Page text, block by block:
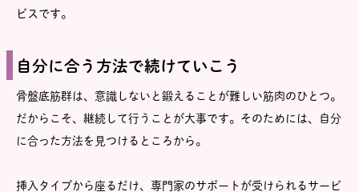
ビスです。
自分に合う方法で続けていこう
骨盤底筋群は、意識しないと鍛えることが難しい筋肉のひとつ。
だからこそ、継続して行うことが大事です。そのためには、自分
に合った方法を見つけるところから。
挿入タイプから座るだけ、専門家のサポートが受けられるサービ